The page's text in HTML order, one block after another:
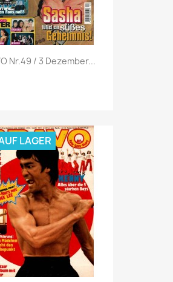
Vorschau
Nr.49 / 3 Dezember...
LAGER